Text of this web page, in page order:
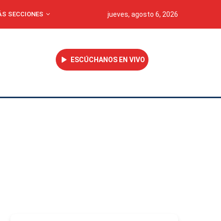
SECCIONES jueves, agosto 6, 2026
ESCÚCHANOS EN VIVO